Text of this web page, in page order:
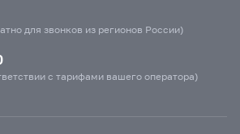
для звонков из регионов России)
с тарифами вашего оператора)